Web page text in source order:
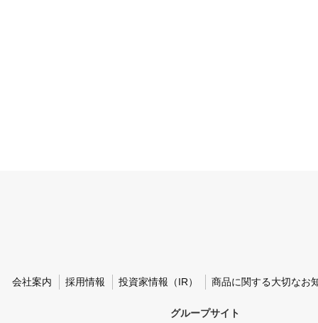
会社案内 採用情報 投資家情報（IR） 商品に関する大切なお
グループサイト